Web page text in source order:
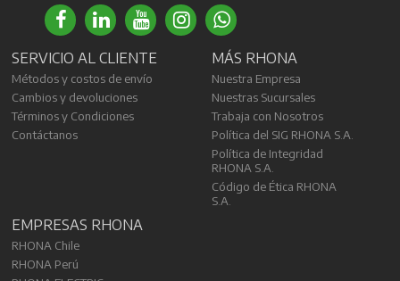
SERVICIO AL CLIENTE
Métodos y costos de envío
Cambios y devoluciones
Términos y Condiciones
Contáctanos
MÁS RHONA
Nuestra Empresa
Nuestras Sucursales
Trabaja con Nosotros
Política del SIG RHONA S.A.
Política de Integridad
RHONA S.A.
Código de Ética RHONA
S.A.
EMPRESAS RHONA
RHONA Chile
RHONA Perú